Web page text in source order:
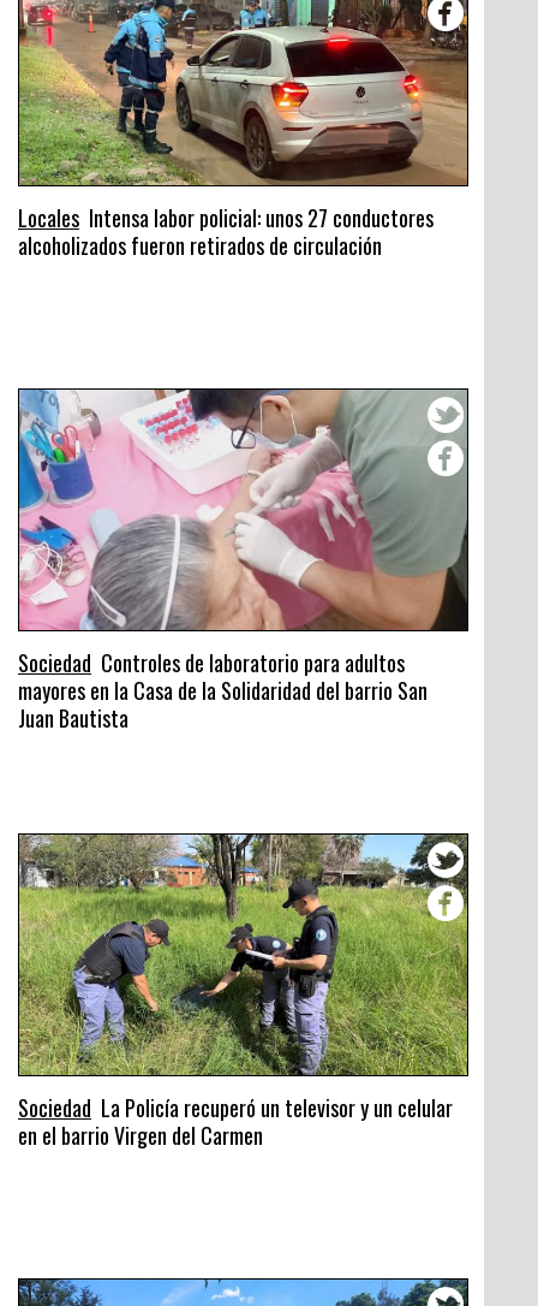
Locales Intensa labor policial: unos 27 conductores
alcoholizados fueron retirados de circulación
Sociedad Controles de laboratorio para adultos
mayores en la Casa de la Solidaridad del barrio San
Juan Bautista
Sociedad La Policía recuperó un televisor y un celular
en el barrio Virgen del Carmen